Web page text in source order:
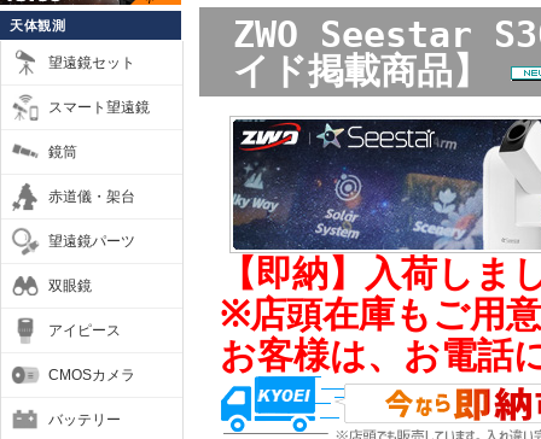
天体観測
望遠鏡セット
スマート望遠鏡
鏡筒
赤道儀・架台
望遠鏡パーツ
双眼鏡
アイピース
CMOSカメラ
バッテリー
ZWO Seestar
イド掲載商品】
【即納】入荷しま
※店頭在庫もご用
お客様は、お電話